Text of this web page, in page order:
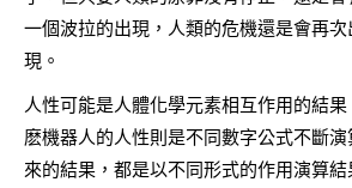
一個波拉的出現，人類的危機還是會再次
現。
人性可能是人體化學元素相互作用的結果
麽機器人的人性則是不同數字公式不斷演
來的結果，都是以不同形式的作用演算結